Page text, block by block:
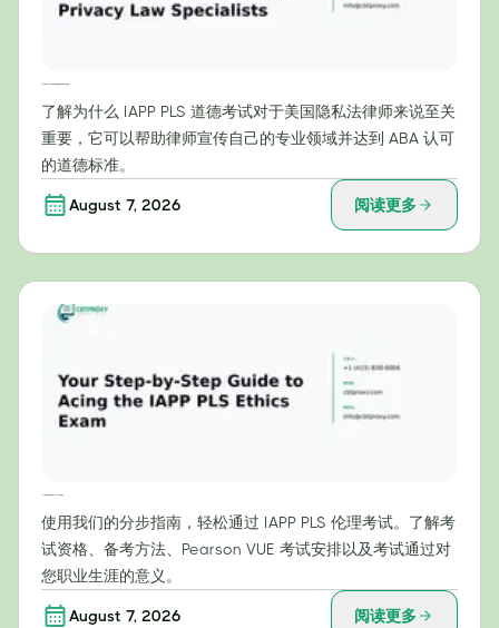
了解为什么 IAPP PLS 道德考试对于美国隐私法律师来说至关
重要，它可以帮助律师宣传自己的专业领域并达到 ABA 认可
的道德标准。
August 7, 2026 阅读更多
使用我们的分步指南，轻松通过 IAPP PLS 伦理考试。了解考
试资格、备考方法、Pearson VUE 考试安排以及考试通过对
您职业生涯的意义。
August 7, 2026 阅读更多